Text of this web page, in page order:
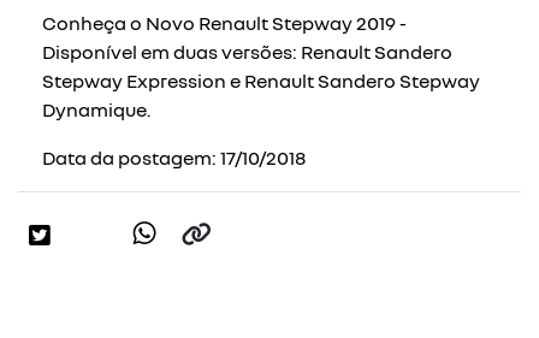
Conheça o Novo Renault Stepway 2019 -
Disponível em duas versões: Renault Sandero
Stepway Expression e Renault Sandero Stepway
Dynamique.
Data da postagem: 17/10/2018